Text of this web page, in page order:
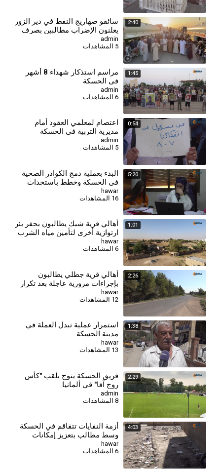
2:40
سائقو صهاريج النفط في دير الزور
يعلنون الإضراب مطالبين بصرف
مستحقاتهم
admin
5 المشاهدات
1:45
⁣مراسم استذكار شهداء 8 أشهر
في الحسكة
admin
6 المشاهدات
0:54
اعتصام لمعلمي العقود أمام
مديرية التربية في الحسكة
للمطالبة بالتثبيت وصرف
مستحقاتهم
admin
5 المشاهدات
5:20
البدء بعملية دمج الكوادر الصحية
في الحسكة وخطط باستحداث
مراكز جديدة
hawar
16 المشاهدات
1:01
أهالي قرية شبك يطالبون بحفر بئر
ارتوازية أخرى لتأمين مياه الشرب
hawar
6 المشاهدات
2:26
أهالي قرية جطلي يطالبون
بإجراءات مرورية عاجلة بعد تكرار
الحوادث
hawar
1:38
استمرار عملية تبدل العملة في
مدينة الحسكة
hawar
13 المشاهدات
2:29
فريق الحسكة يتوج بلقب "كأس
روج آفا" في ألمانيا
admin
4:03
أزمة النفايات تتفاقم في الحسكة
وسط مطالب بتعزيز إمكانات
قطاع النظافة
hawar
6 المشاهدات